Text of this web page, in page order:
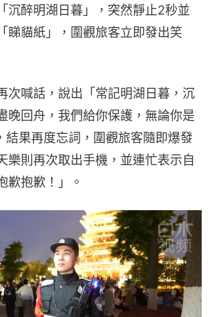
沉醉明湖日暮」，突然靜止2秒並
睇貓紙」，圍觀旅客立即發出笑
次喊話，說出「常記明湖日暮，沉
晚回舟，我們給你保護，無論你是
結果再度忘詞，圍觀旅客隨即爆發
樂則再次取出手機，並連忙表示自
歉抱歉！」。